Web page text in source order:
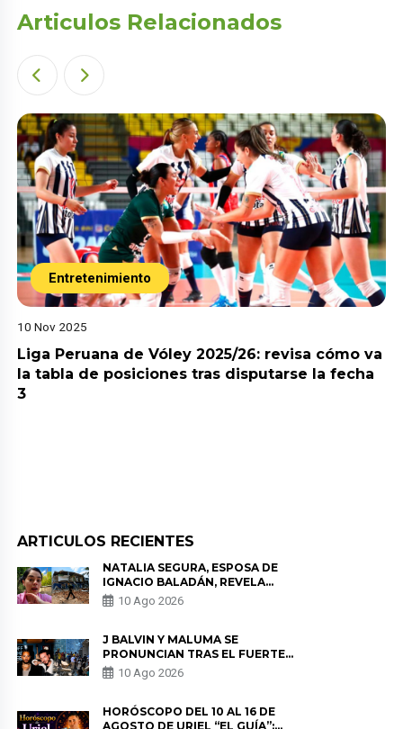
Articulos Relacionados
Entretenimiento
10 Nov 2025
Liga Peruana de Vóley 2025/26: revisa cómo va
la tabla de posiciones tras disputarse la fecha
3
ARTICULOS RECIENTES
NATALIA SEGURA, ESPOSA DE
IGNACIO BALADÁN, REVELA
COMO VIVIÓ EL TERREMOTO EN
COLOMBIA: “NO ME PODÍA
10 Ago 2026
J BALVIN Y MALUMA SE
PRONUNCIAN TRAS EL FUERTE
TERREMOTO EN COLOMBIA:
“VAMOS A MOVERNOS PARA
10 Ago 2026
HORÓSCOPO DEL 10 AL 16 DE
AGOSTO DE URIEL “EL GUÍA”: